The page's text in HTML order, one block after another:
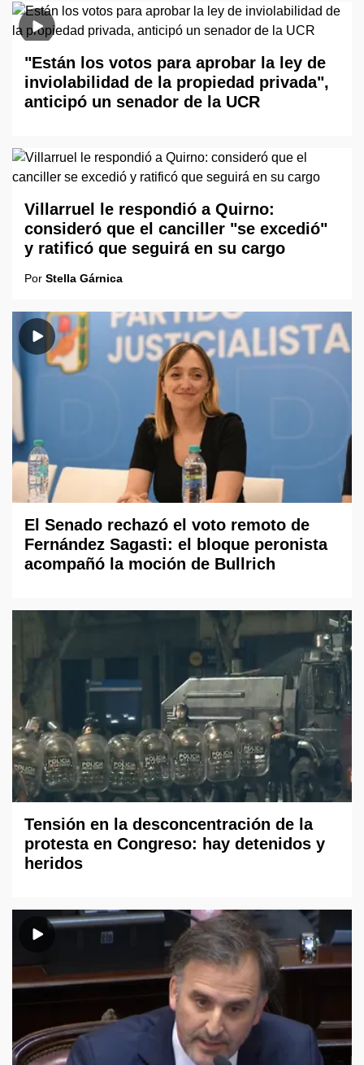
"Están los votos para aprobar la ley de
inviolabilidad de la propiedad privada",
anticipó un senador de la UCR
Villarruel le respondió a Quirno:
consideró que el canciller "se excedió"
y ratificó que seguirá en su cargo
Por Stella Gárnica
El Senado rechazó el voto remoto de
Fernández Sagasti: el bloque peronista
acompañó la moción de Bullrich
Tensión en la desconcentración de la
protesta en Congreso: hay detenidos y
heridos